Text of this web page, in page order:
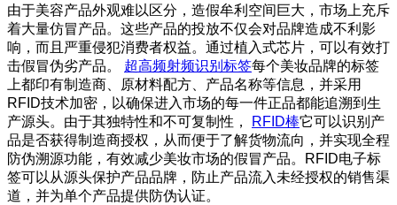
由于美容产品外观难以区分，造假牟利空间巨大，市场上充斥
着大量仿冒产品。这些产品的投放不仅会对品牌造成不利影
响，而且严重侵犯消费者权益。通过植入式芯片，可以有效打
击假冒伪劣产品。 超高频射频识别标签每个美妆品牌的标签
上都印有制造商、原材料配方、产品名称等信息，并采用
RFID技术加密，以确保进入市场的每一件正品都能追溯到生
产源头。由于其独特性和不可复制性，
RFID棒它可以识别产
品是否获得制造商授权，从而便于了解货物流向，并实现全程
防伪溯源功能，有效减少美妆市场的假冒产品。RFID电子标
签可以从源头保护产品品牌，防止产品流入未经授权的销售渠
道，并为单个产品提供防伪认证。